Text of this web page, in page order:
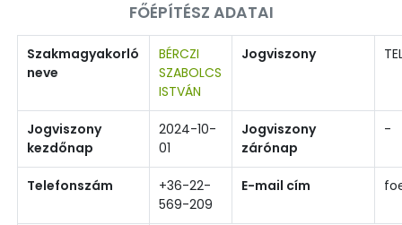
FŐÉPÍTÉSZ ADATAI
Szakmagyakorló
neve
BÉRCZI
SZABOLCS
ISTVÁN
Jogviszony
Jogviszony
kezdőnap
2024-10-
01
Jogviszony
zárónap
-
Telefonszám
+36-22-
569-209
E-mail cím